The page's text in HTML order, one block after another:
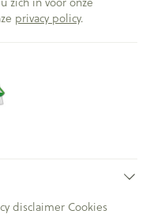
privacy policy.
disclaimer Cookies